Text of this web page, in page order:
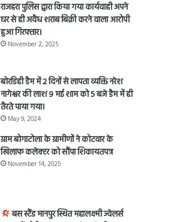
राजहरा पुलिस द्वारा किया गया कार्यवाही अपने
घर से ही अवैध शराब बिक्री करने वाला आरोपी
हुआ गिरफ्तार।
November 2, 2025
बोरडिही डैम में 2 दिनों से लापता व्यक्ति नरेश
नागेश्वर की लाश 9 मई शाम को 5 बजे डैम में ही
तैरते पाया गया।
May 9, 2024
ग्राम बोगाटोला के ग्रामीणों ने कोटवार के
खिलाफ कलेक्टर को सौंपा शिकायतपत्र
November 14, 2025
बस स्टैंड मानपुर स्थित महालक्ष्मी ज्वेलर्स